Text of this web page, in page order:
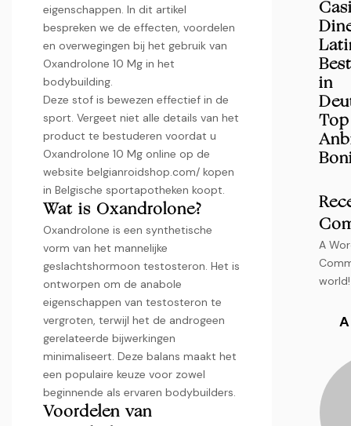
eigenschappen. In dit artikel
bespreken we de effecten, voordelen
en overwegingen bij het gebruik van
Oxandrolone 10 Mg in het
bodybuilding.
Deze stof is bewezen effectief in de
sport. Vergeet niet alle details van het
product te bestuderen voordat u
Oxandrolone 10 Mg online op de
website belgianroidshop.com/ kopen
in Belgische sportapotheken koopt.
Wat is Oxandrolone?
Oxandrolone is een synthetische
vorm van het mannelijke
geslachtshormoon testosteron. Het is
ontworpen om de anabole
eigenschappen van testosteron te
vergroten, terwijl het de androgeen
gerelateerde bijwerkingen
minimaliseert. Deze balans maakt het
een populaire keuze voor zowel
beginnende als ervaren bodybuilders.
Voordelen van
in
A
world!